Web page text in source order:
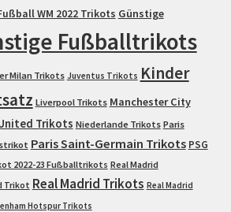
WM 2022 Trikots Günstige
Fußballtrikots
Milan Trikots Juventus Trikots Kinder
Liverpool Trikots Manchester City
Trikots Niederlande Trikots Paris
Paris Saint-Germain Trikots PSG
2022-23 Fußballtrikots Real Madrid
Trikot Real Madrid Trikots Real Madrid
Hotspur Trikots